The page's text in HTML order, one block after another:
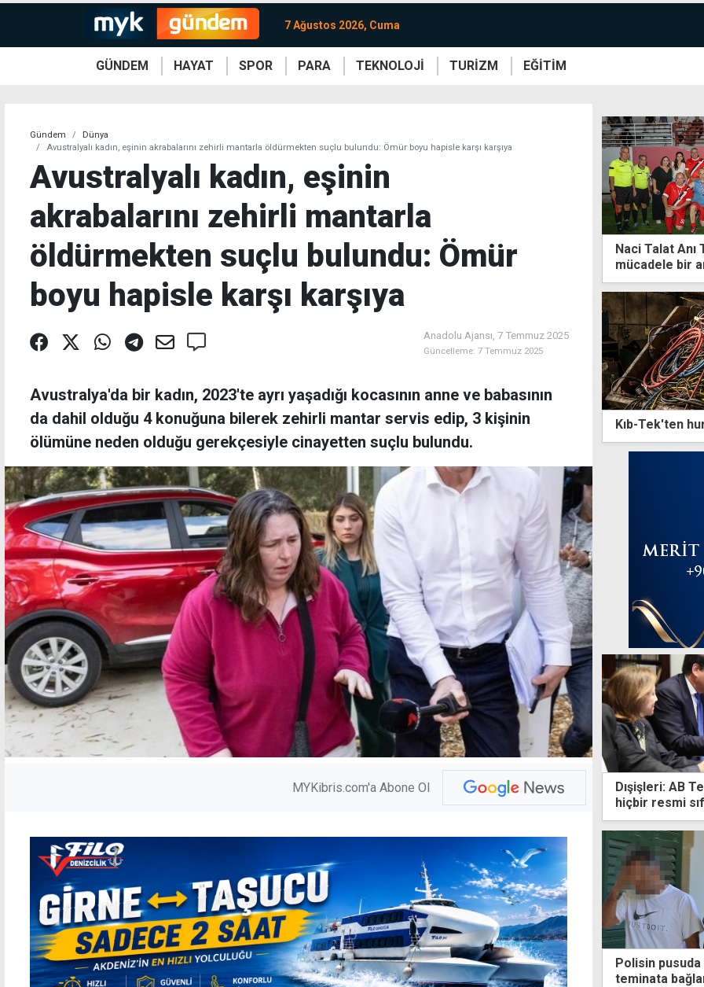
7 Ağustos 2026, Cuma
GÜNDEM HAYAT SPOR PARA TEKNOLOJİ TURİZM EĞİTİM
Gündem
Dünya
Avustralyalı kadın, eşinin akrabalarını zehirli mantarla öldürmekten suçlu bulundu: Ömür boyu hapisle karşı karşıya
Avustralyalı kadın, eşinin
akrabalarını zehirli mantarla
öldürmekten suçlu bulundu: Ömür
boyu hapisle karşı karşıya
Anadolu Ajansı, 7 Temmuz 2025
Güncelleme: 7 Temmuz 2025
Avustralya'da bir kadın, 2023'te ayrı yaşadığı kocasının anne ve babasının
da dahil olduğu 4 konuğuna bilerek zehirli mantar servis edip, 3 kişinin
ölümüne neden olduğu gerekçesiyle cinayetten suçlu bulundu.
MYKibris.com'a Abone Ol
Naci Talat Anı
mücadele bir
Kıb-Tek'ten
Dışişleri: AB
hiçbir resmi
Polisin pusuda
teminata